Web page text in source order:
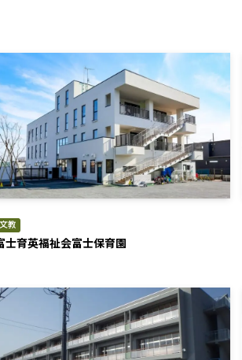
文教
士育英福祉会富士保育園